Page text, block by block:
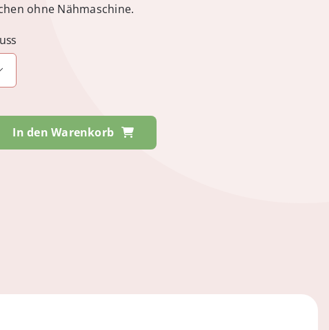
ohne Nähmaschine.
In den Warenkorb